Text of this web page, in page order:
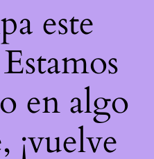
este
en algo
¡vuelve